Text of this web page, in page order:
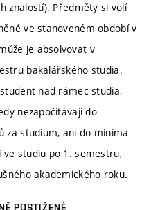
znalostí). Předměty si volí
ve stanoveném období v
je absolvovat v
bakalářského studia.
nad rámec studia,
nezapočítávají do
za studium, ani do minima
studiu po 1. semestru,
akademického roku.
POSTIŽENÉ